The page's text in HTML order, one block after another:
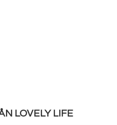
LOVELY LIFE